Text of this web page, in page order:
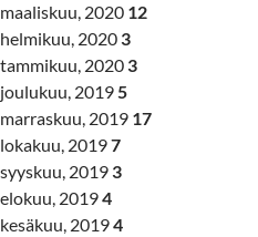
maaliskuu, 2020 12
helmikuu, 2020 3
tammikuu, 2020 3
joulukuu, 20195
marraskuu, 2019 17
lokakuu, 20197
syyskuu, 2019 3
elokuu, 20194
kesäkuu, 20194